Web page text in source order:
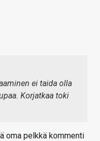
ei taida olla
Korjatkaa toki
oma pelkkä kommenti